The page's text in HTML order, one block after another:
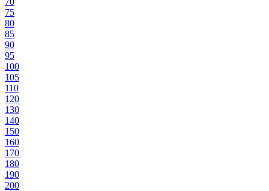
75
80
85
90
95
100
105
110
120
130
140
150
160
170
180
190
200